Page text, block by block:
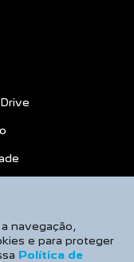
é a vida.
navegação,
e para proteger
Política de